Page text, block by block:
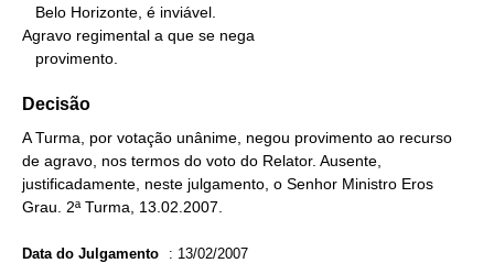
Agravo regimental a que se nega
   provimento.
Decisão
A Turma, por votação unânime, negou provimento ao recurso
de agravo, nos termos do voto do Relator. Ausente,
justificadamente, neste julgamento, o Senhor Ministro Eros
Grau. 2ª Turma, 13.02.2007.
Data do Julgamento : 13/02/2007